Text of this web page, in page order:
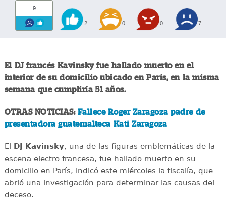
9
2 0 0 7
El DJ francés Kavinsky fue hallado muerto en el
interior de su domicilio ubicado en París, en la misma
semana que cumpliría 51 años.
OTRAS NOTICIAS: Fallece Roger Zaragoza padre de
presentadora guatemalteca Kati Zaragoza
El DJ Kavinsky, una de las figuras emblemáticas de la
escena electro francesa, fue hallado muerto en su
domicilio en París, indicó este miércoles la fiscalía, que
abrió una investigación para determinar las causas del
deceso.